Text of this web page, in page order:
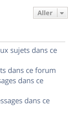
Aller
sujets dans ce
dans ce forum
dans ce
dans ce